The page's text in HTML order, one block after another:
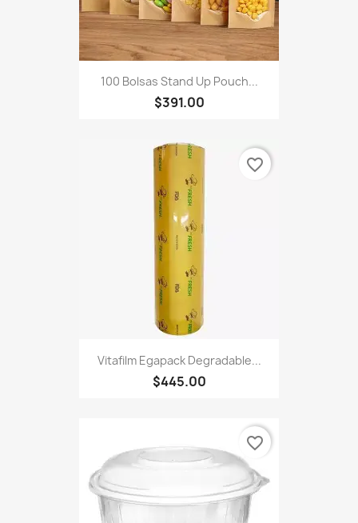
100 Bolsas Stand Up Pouch...
$391.00
Vitafilm Egapack Degradable...
$445.00
favorite_border
favorite_border